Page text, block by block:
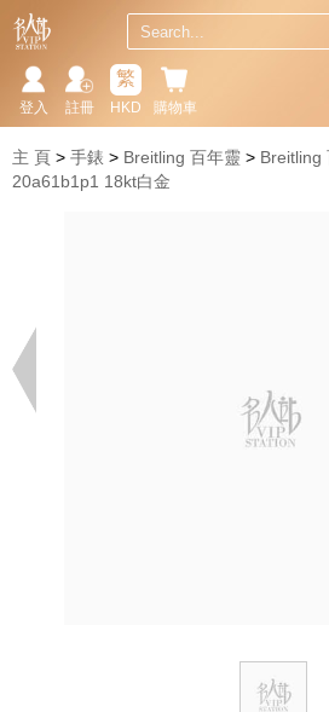
購物車
繁
HKD
註冊
登入
主 頁 手錶 Breitling 百年靈
Breitling
20a61b1p1 18kt白金